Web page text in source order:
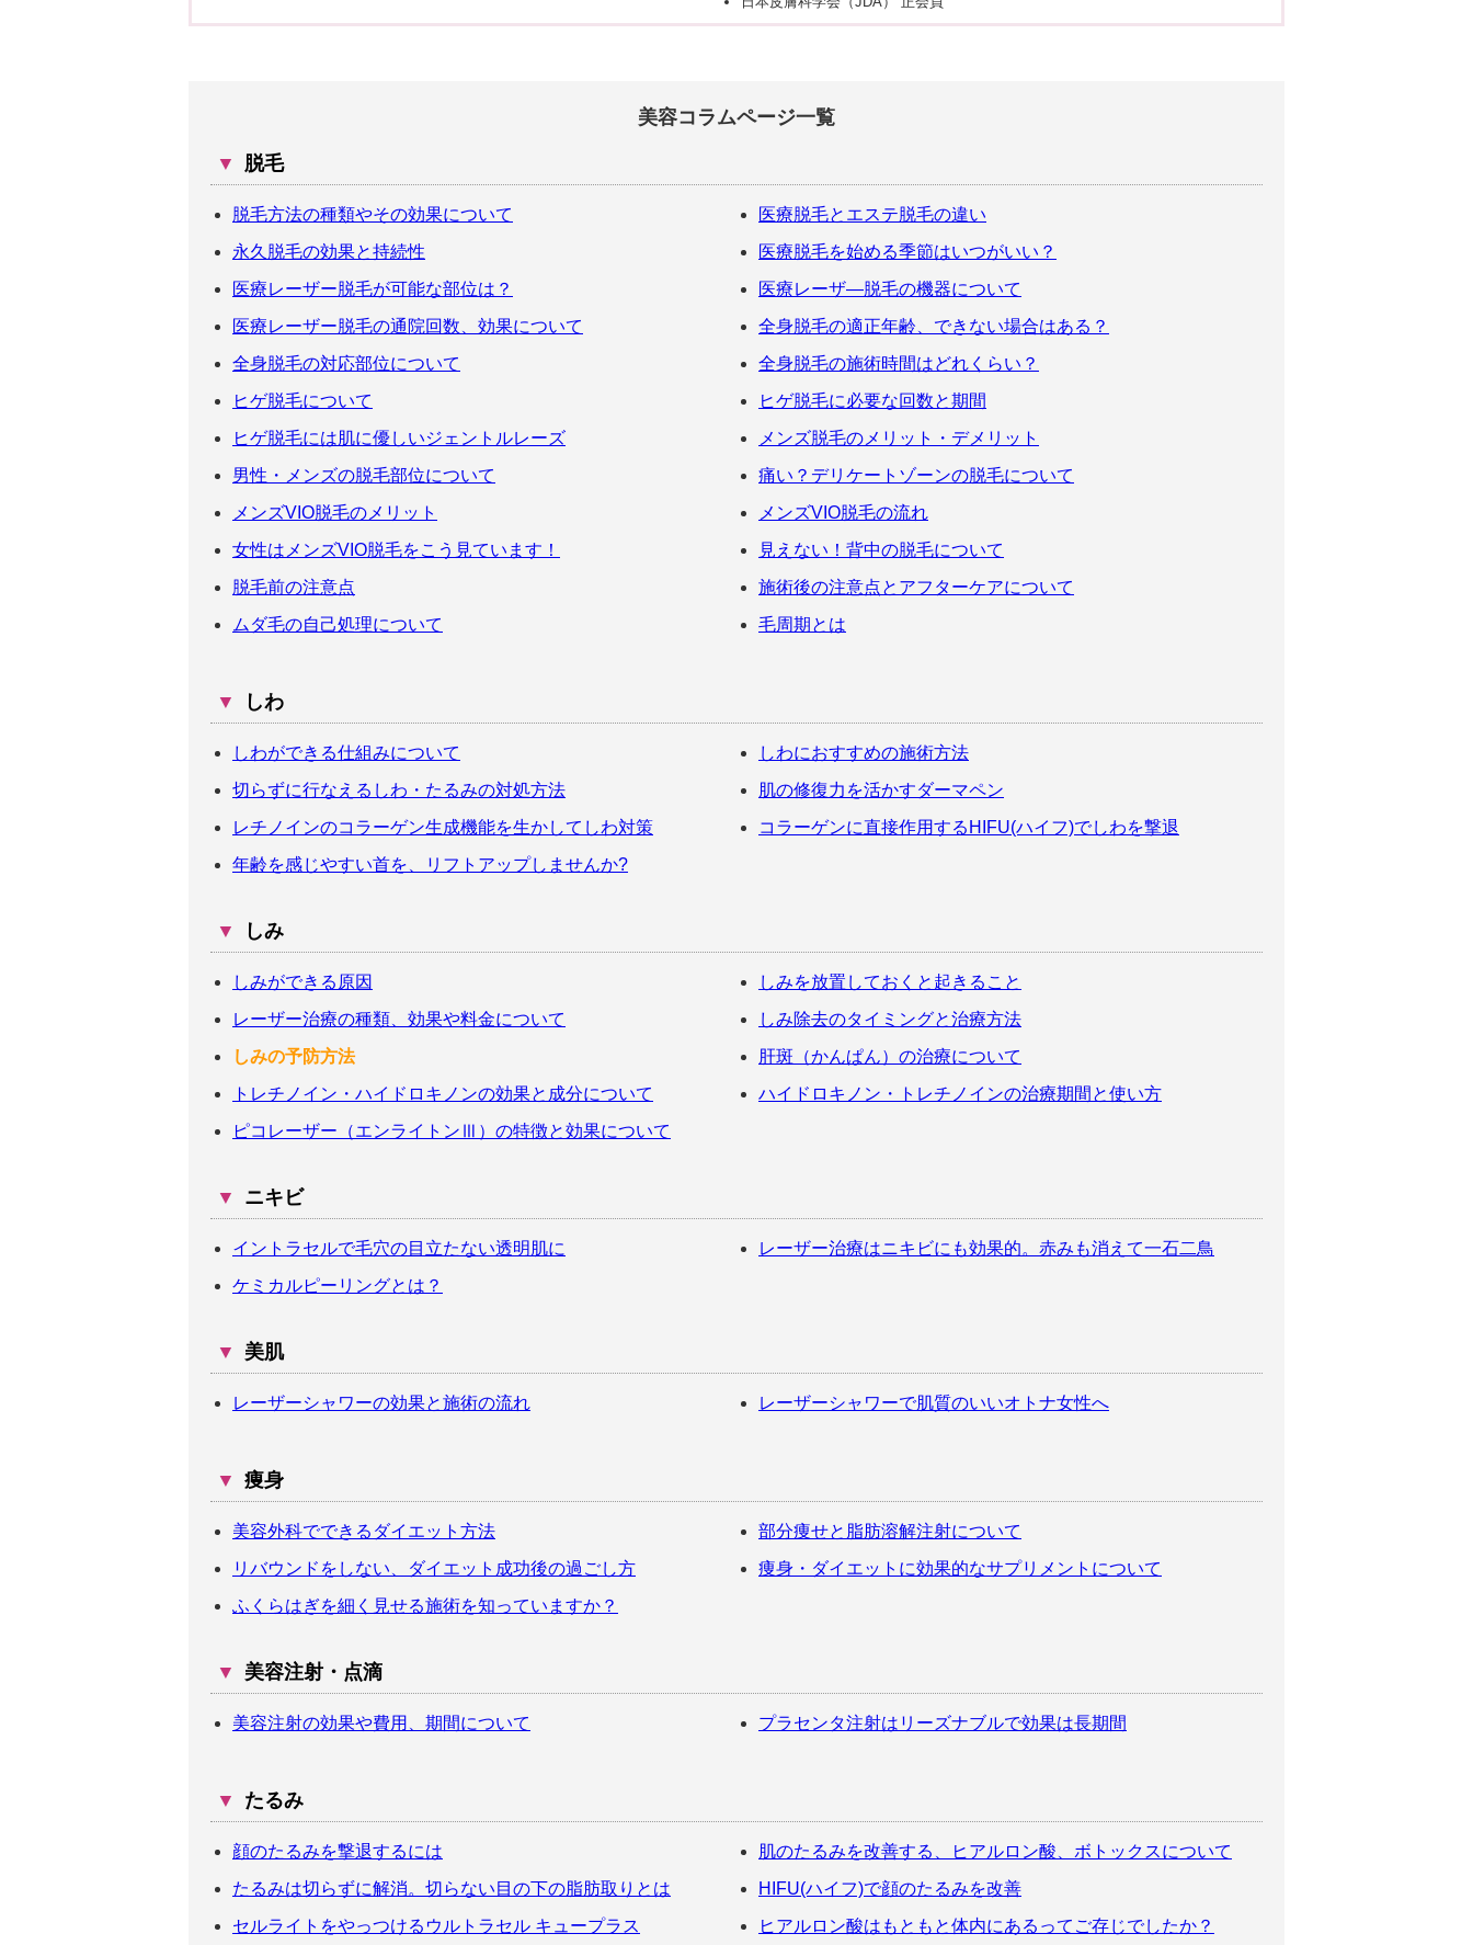
美容コラムページ一覧
▼ 脱毛
脱毛方法の種類やその効果について
医療脱毛とエステ脱毛の違い
永久脱毛の効果と持続性
医療脱毛を始める季節はいつがいい？
医療レーザー脱毛が可能な部位は？
医療レーザ―脱毛の機器について
医療レーザー脱毛の通院回数、効果について
全身脱毛の適正年齢、できない場合はある？
全身脱毛の対応部位について
全身脱毛の施術時間はどれくらい？
ヒゲ脱毛について
ヒゲ脱毛に必要な回数と期間
ヒゲ脱毛には肌に優しいジェントルレーズ
メンズ脱毛のメリット・デメリット
男性・メンズの脱毛部位について
痛い？デリケートゾーンの脱毛について
メンズVIO脱毛のメリット
メンズVIO脱毛の流れ
女性はメンズVIO脱毛をこう見ています！
見えない！背中の脱毛について
脱毛前の注意点
施術後の注意点とアフターケアについて
ムダ毛の自己処理について
毛周期とは
▼ しわ
しわができる仕組みについて
しわにおすすめの施術方法
切らずに行なえるしわ・たるみの対処方法
肌の修復力を活かすダーマペン
レチノインのコラーゲン生成機能を生かしてしわ対策
コラーゲンに直接作用するHIFU(ハイフ)でしわを撃退
年齢を感じやすい首を、リフトアップしませんか?
▼ しみ
しみができる原因
しみを放置しておくと起きること
レーザー治療の種類、効果や料金について
しみ除去のタイミングと治療方法
しみの予防方法
肝斑（かんぱん）の治療について
トレチノイン・ハイドロキノンの効果と成分について
ハイドロキノン・トレチノインの治療期間と使い方
ピコレーザー（エンライトンⅢ）の特徴と効果について
▼ ニキビ
イントラセルで毛穴の目立たない透明肌に
レーザー治療はニキビにも効果的。赤みも消えて一石二鳥
ケミカルピーリングとは？
▼ 美肌
レーザーシャワーの効果と施術の流れ レーザーシャワーで肌質のいいオトナ女性へ
▼ 痩身
美容外科でできるダイエット方法
部分痩せと脂肪溶解注射について
リバウンドをしない、ダイエット成功後の過ごし方
痩身・ダイエットに効果的なサプリメントについて
ふくらはぎを細く見せる施術を知っていますか？
▼ 美容注射・点滴
美容注射の効果や費用、期間について プラセンタ注射はリーズナブルで効果は長期間
▼ たるみ
顔のたるみを撃退するには
肌のたるみを改善する、ヒアルロン酸、ボトックスについて
たるみは切らずに解消。切らない目の下の脂肪取りとは
HIFU(ハイフ)で顔のたるみを改善
セルライトをやっつけるウルトラセル キュープラス
ヒアルロン酸はもともと体内にあるってご存じでしたか？